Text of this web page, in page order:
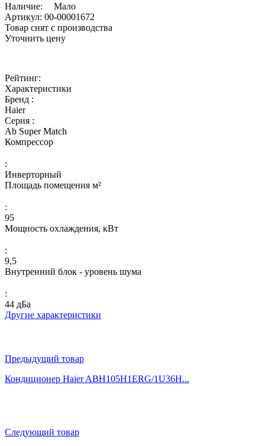
Наличие:
Мало
Артикул: 00-00001672
Товар снят с производства
Уточнить цену
Рейтинг:
Характеристики
Бренд :
Haier
Серия :
Ab Super Match
Компрессор
:
Инверторный
Площадь помещения м²
:
95
Мощность охлаждения, кВт
:
9,5
Внутренний блок - уровень шума
:
44 дБа
Другие характеристики
Предыдущий товар
Кондиционер Haier ABH105H1ERG/1U36H...
Следующий товар